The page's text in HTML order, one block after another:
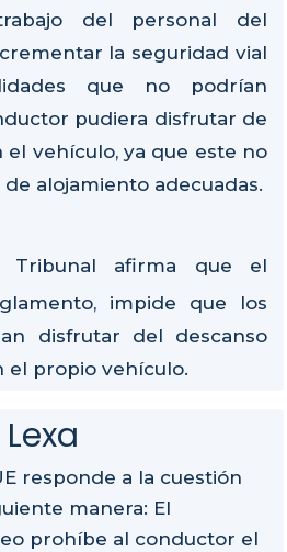
del personal del
la seguridad vial
que no podrían
pudiera disfrutar de
vehículo, ya que este no
alojamiento adecuadas.
Tribunal afirma que el
impide que los
disfrutar del descanso
el propio vehículo.
responde a la cuestión
manera: El
prohíbe al conductor el